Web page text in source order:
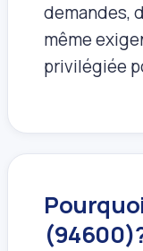
demandes,
même
privilégiée